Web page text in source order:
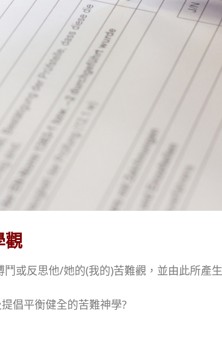
觀
或反思他/她的(我的)苦難觀， 並由此所產
倡平衡健全的苦難神學?